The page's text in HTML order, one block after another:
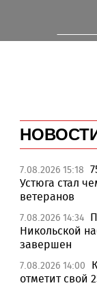
7.08.2026 15:18
Устюга стал
ветеранов
7.08.2026 14:34
Никольской
завершен
7.08.2026 14:00
отметит свой